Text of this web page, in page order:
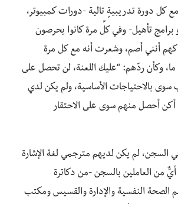
كل دورة تدريبيةٍ تالية -دورات كمبيوتر،
برامج تأهيل- وفي كلِّ مرة كانوا يحرصون
أنني أصم، وشعرت أنه مع كل مرة
وكأن ردّهم: “عليك اللعنة، لن تحصل على
سوى بالاحتياجات الأساسية، ولم يكن لدي
أكن أحصل منهم سوى على الاحتقار
السجن، لم يكن لديهم مترجمي لغة الإشارة
أيٌّ من العاملين بالسجن -من دكاترة
النفسية والإدارة والقسيس ومكتب